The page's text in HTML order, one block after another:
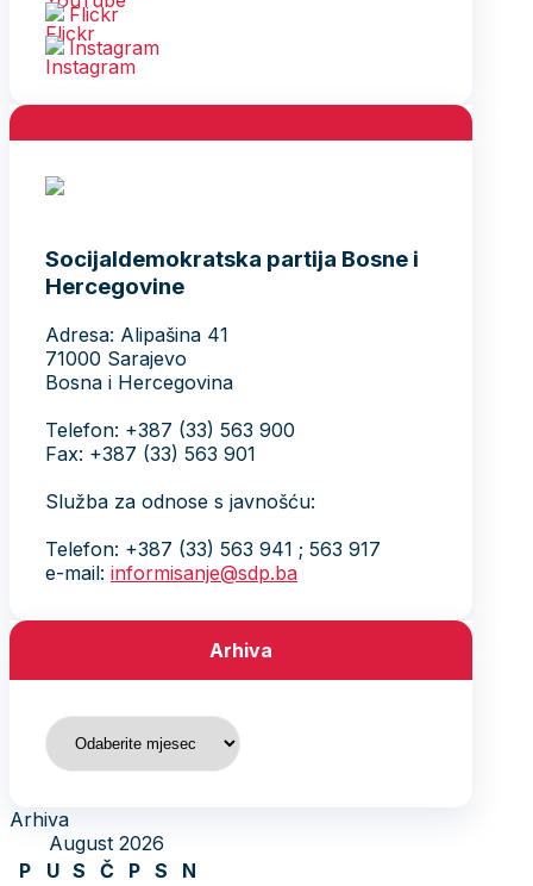
Flickr
Instagram
Socijaldemokratska partija Bosne i
Hercegovine
Adresa: Alipašina 41
71000 Sarajevo
Bosna i Hercegovina
Telefon: +387 (33) 563 900
Fax: +387 (33) 563 901
Služba za odnose s javnošću:
Telefon: +387 (33) 563 941 ; 563 917
e-mail: informisanje@sdp.ba
Arhiva
Arhiva
Arhiva
August 2026
P
U S Č P S
N